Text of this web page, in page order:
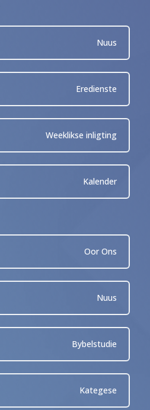
Nuus
Eredienste
Weeklikse inligting
Kalender
Oor Ons
Nuus
Bybelstudie
Kategese